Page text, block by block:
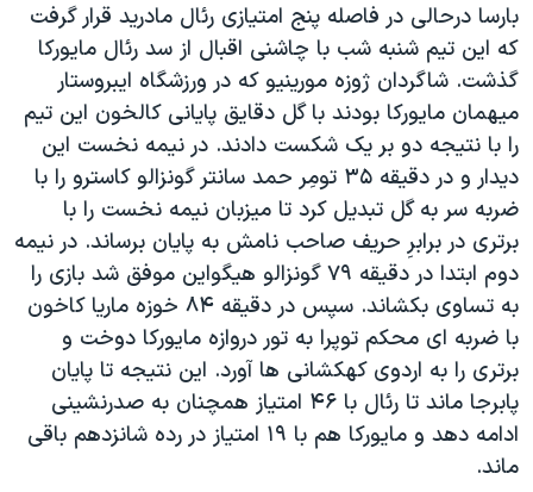
بارسا درحالی در فاصله پنج امتیازی رئال مادرید قرار گرفت
که این تیم شنبه شب با چاشنی اقبال از سد رئال مایورکا
گذشت. شاگردان ژوزه مورینیو که در ورزشگاه ایبروستار
میهمان مایورکا بودند با گل دقایق پایانی کالخون این تیم
را با نتیجه دو بر یک شکست دادند. در نیمه نخست این
دیدار و در دقیقه ۳۵ تومِر حمد سانتر گونزالو کاسترو را با
ضربه سر به گل تبدیل کرد تا میزبان نیمه نخست را با
برتری در برابرِ حریف صاحب نامش به پایان برساند. در نیمه
دوم ابتدا در دقیقه ۷۹ گونزالو هیگواین موفق شد بازی را
به تساوی بکشاند. سپس در دقیقه ۸۴ خوزه ماریا کاخون
با ضربه ای محکم توپرا به تور دروازه مایورکا دوخت و
برتری را به اردوی کهکشانی ها آورد. این نتیجه تا پایان
پابرجا ماند تا رئال با ۴۶ امتیاز همچنان به صدرنشینی
ادامه دهد و مایورکا هم با ۱۹ امتیاز در رده شانزدهم باقی
ماند.